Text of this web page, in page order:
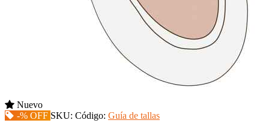
Nuevo
-% OFF SKU: Código: Guía de tallas